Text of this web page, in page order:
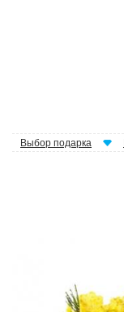
Выбор подарка